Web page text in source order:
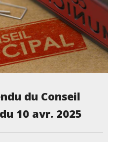
du Conseil
10 avr. 2025